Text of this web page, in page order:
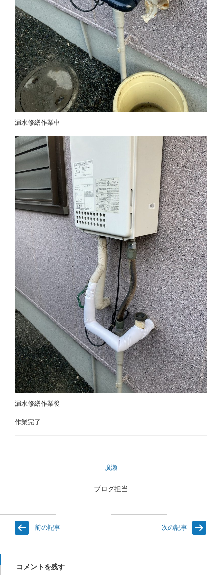
漏水修繕作業中
漏水修繕作業後
作業完了
廣瀬
ブログ担当
前の記事 次の記事
コメントを残す